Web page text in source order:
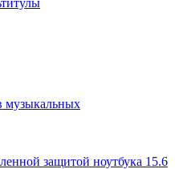
музыкальных
защитой ноутбука 15.6